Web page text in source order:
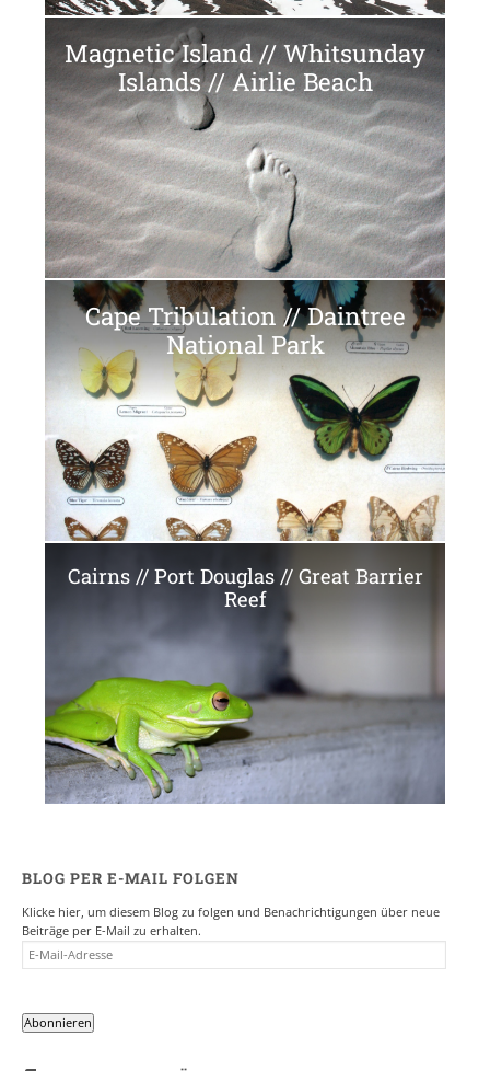
Magnetic Island // Whitsunday
Islands // Airlie Beach
Cape Tribulation // Daintree
National Park
Cairns // Port Douglas // Great Barrier
Reef
BLOG PER E-MAIL FOLGEN
Klicke hier, um diesem Blog zu folgen und Benachrichtigungen über neue
Beiträge per E-Mail zu erhalten.
E-
MAIL-
Abonnieren